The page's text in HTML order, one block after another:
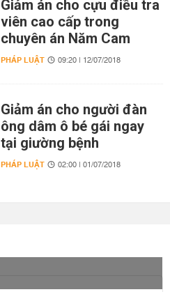
Giảm án cho cựu điều tra
viên cao cấp trong
chuyên án Năm Cam
PHÁP LUẬT 09:20 | 12/07/2018
Giảm án cho người đàn
ông dâm ô bé gái ngay
tại giường bệnh
PHÁP LUẬT 02:00 | 01/07/2018